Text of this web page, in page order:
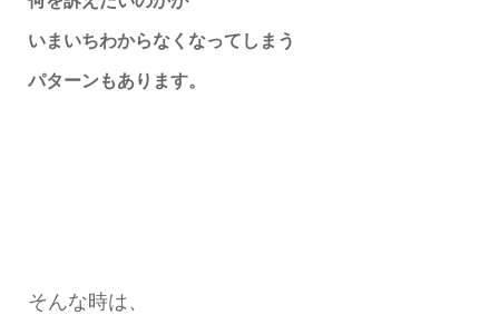
いまいちわからなくなってしまう
パターンもあります。
そんな時は、